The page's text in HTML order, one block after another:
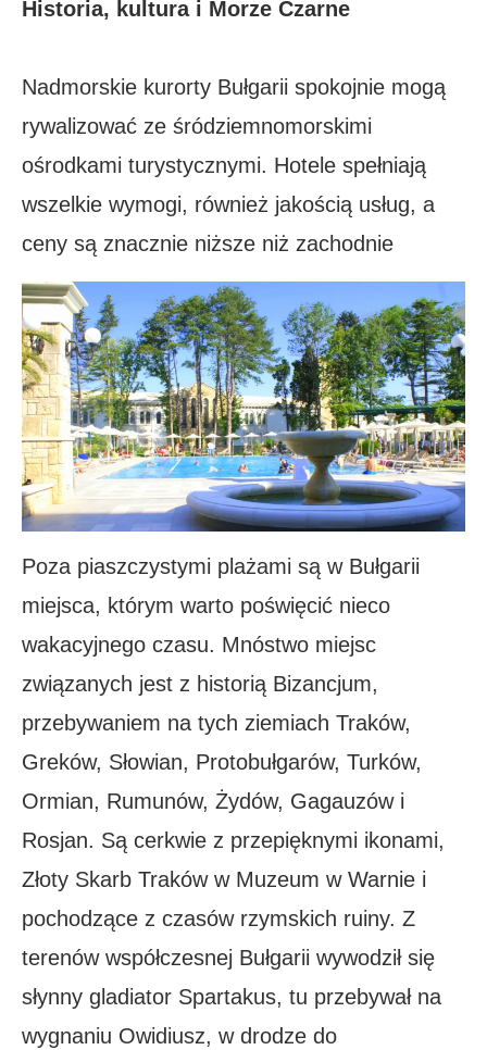
Historia, kultura i Morze Czarne
Nadmorskie kurorty Bułgarii spokojnie mogą
rywalizować ze śródziemnomorskimi
ośrodkami turystycznymi. Hotele spełniają
wszelkie wymogi, również jakością usług, a
ceny są znacznie niższe niż zachodnie
Poza piaszczystymi plażami są w Bułgarii
miejsca, którym warto poświęcić nieco
wakacyjnego czasu. Mnóstwo miejsc
związanych jest z historią Bizancjum,
przebywaniem na tych ziemiach Traków,
Greków, Słowian, Protobułgarów, Turków,
Ormian, Rumunów, Żydów, Gagauzów i
Rosjan. Są cerkwie z przepięknymi ikonami,
Złoty Skarb Traków w Muzeum w Warnie i
pochodzące z czasów rzymskich ruiny. Z
terenów współczesnej Bułgarii wywodził się
słynny gladiator Spartakus, tu przebywał na
wygnaniu Owidiusz, w drodze do